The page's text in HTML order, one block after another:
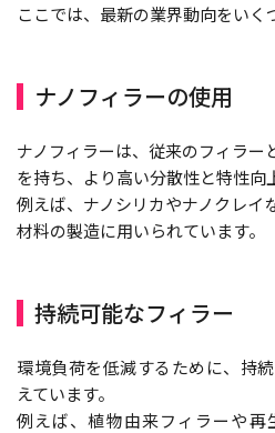
ここでは、最新の業界動向をいく
ナノフィラーの使用
ナノフィラーは、従来のフィラー
を持ち、より高い分散性と特性向
例えば、ナノシリカやナノクレイ
材料の製造に用いられています。
持続可能なフィラー
環境負荷を低減するために、持
えています。
例えば、植物由来フィラーや